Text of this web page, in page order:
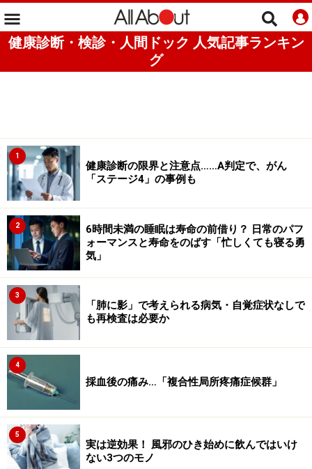
健康診断・検診・人間ドック 人気記事ランキン
グ
1
健康診断の限界と注意点……A判定で、がん
「ステージ4」の事例も
2
6時間未満の睡眠は寿命の前借り？ 日常のパフ
ォーマンスと寿命をのばす「忙しくても寝る勇
気」
3
「肺に影」で考えられる病気・自覚症状なしで
も再検査は必要か
4
採血後の痛み…「複合性局所疼痛症候群」
5
実は逆効果！ 風邪のひき始めに飲んではいけ
ない3つのモノ